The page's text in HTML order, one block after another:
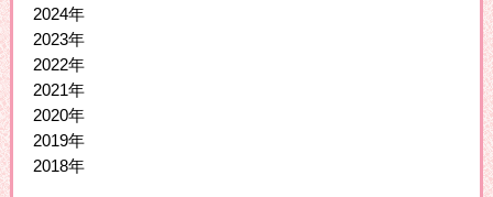
2024年
2023年
2022年
2021年
2020年
2019年
2018年